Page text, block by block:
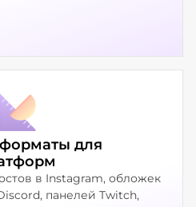
для
в Instagram, обложек
панелей Twitch,